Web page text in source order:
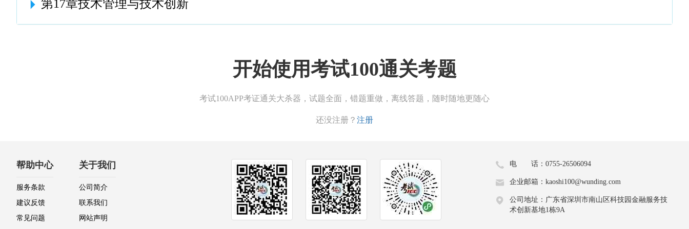
第17章技术管理与技术创新
开始使用考试100通关考题
考试100APP考证通关大杀器，试题全面，错题重做，离线答题，随时随地更随心
还没注册？ 注册
帮助中心
服务条款
建议反馈
常见问题
关于我们
公司简介
联系我们
网站声明
电 话：0755-26506094
企业邮箱：kaoshi100@wunding.com
公司地址：广东省深圳市南山区科技园金融服务技
术创新基地1栋9A